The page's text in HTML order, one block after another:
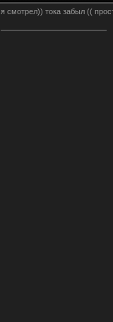
я смотрел)) тока забыл ((